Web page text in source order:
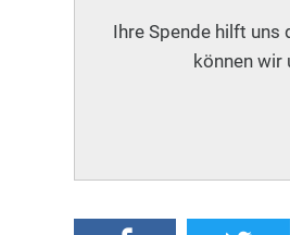
Ihre Spende hilft uns
können wir